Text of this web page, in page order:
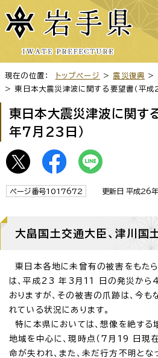
現在の位置： トップページ > 震災復興 >
> 東日本大震災津波に関する要望書（平
東日本大震災津波に関す
年7月23日）
ページ番号1017672 更新日 平成26
大畠国土交通大臣、津川
東日本各地に未曾有の被害をもた
は、平成23 年3月11 日の発災から4
おりますが、その被害の爪跡は、今も
れている状況にあります。
特に本県においては、想像を絶する
地域を中心に、現時点（7月19 日現
命が失われ、また、未だ行方不明と